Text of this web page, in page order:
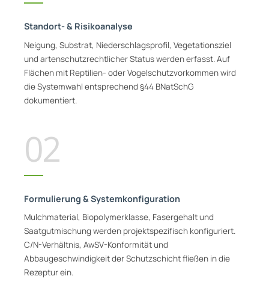
Standort- & Risikoanalyse
Neigung, Substrat, Niederschlagsprofil, Vegetationsziel
und artenschutzrechtlicher Status werden erfasst. Auf
Flächen mit Reptilien- oder Vogelschutzvorkommen wird
die Systemwahl entsprechend §44 BNatSchG
dokumentiert.
02
Formulierung & Systemkonfiguration
Mulchmaterial, Biopolymerklasse, Fasergehalt und
Saatgutmischung werden projektspezifisch konfiguriert.
C/N-Verhältnis, AwSV-Konformität und
Abbaugeschwindigkeit der Schutzschicht fließen in die
Rezeptur ein.